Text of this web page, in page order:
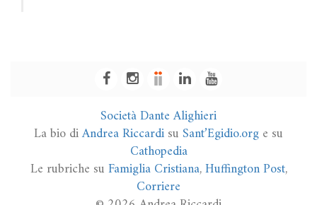
Società Dante Alighieri
La bio diAndrea RiccardisuSant’Egidio.orge su
Cathopedia
Le rubriche suFamiglia Cristiana,Huffington Post,
Corriere